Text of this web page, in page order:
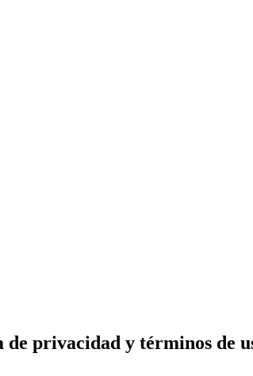
privacidad y términos de